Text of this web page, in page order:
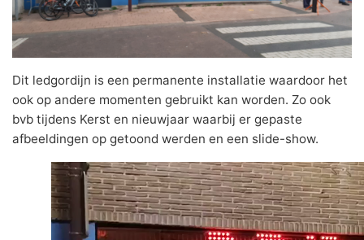
Dit ledgordijn is een permanente installatie waardoor het
ook op andere momenten gebruikt kan worden. Zo ook
bvb tijdens Kerst en nieuwjaar waarbij er gepaste
afbeeldingen op getoond werden en een slide-show.